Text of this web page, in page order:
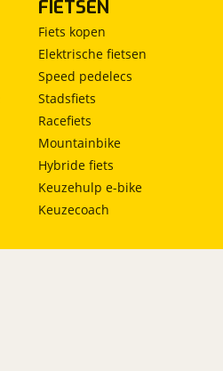
FIETSEN
Fiets kopen
Elektrische fietsen
Speed pedelecs
Stadsfiets
Racefiets
Mountainbike
Hybride fiets
Keuzehulp e-bike
Keuzecoach